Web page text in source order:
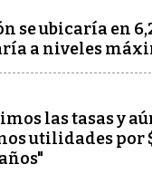
se ubicaría en
a niveles
las tasas y
utilidades por